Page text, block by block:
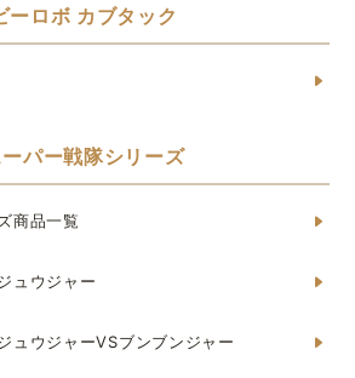
ーロボ カブタック
ーパー戦隊シリーズ
商品一覧
ュウジャー
ュウジャーVSブンブンジャー